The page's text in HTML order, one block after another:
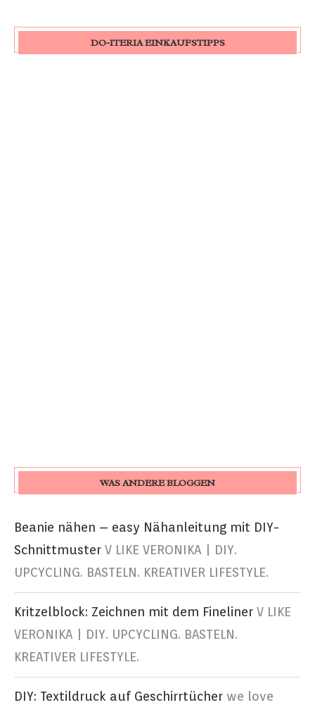
DO-ITERIA EINKAUFSTIPPS
WAS ANDERE BLOGGEN
Beanie nähen – easy Nähanleitung mit DIY-
Schnittmuster V LIKE VERONIKA | DIY.
UPCYCLING. BASTELN. KREATIVER LIFESTYLE.
Kritzelblock: Zeichnen mit dem Fineliner V LIKE
VERONIKA | DIY. UPCYCLING. BASTELN.
KREATIVER LIFESTYLE.
DIY: Textildruck auf Geschirrtücher we love